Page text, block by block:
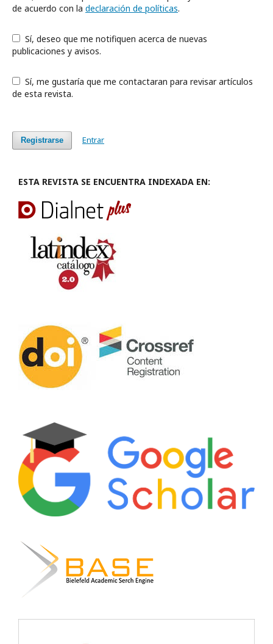
de acuerdo con la declaración de políticas.
publicaciones y avisos.
de esta revista.
Registrarse Entrar
ESTA REVISTA SE ENCUENTRA INDEXADA EN: